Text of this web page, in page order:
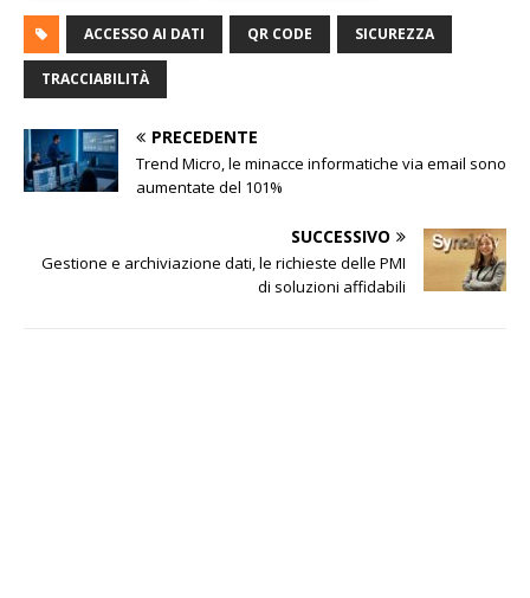
ACCESSO AI DATI QR CODE SICUREZZA
TRACCIABILITÀ
PRECEDENTE
Trend Micro, le minacce informatiche via email sono
aumentate del 101%
SUCCESSIVO
Gestione e archiviazione dati, le richieste delle PMI
di soluzioni affidabili